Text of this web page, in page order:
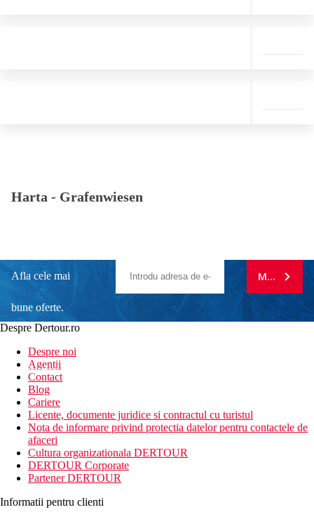
Harta - Grafenwiesen
Afla cele mai
bune oferte.
newsletter!
MA
Despre Dertour.ro
Despre noi
Agentii
Contact
Blog
Cariere
Licente, documente juridice si contractul cu turistul
Nota de informare privind protectia datelor pentru contactele de
afaceri
Cultura organizationala DERTOUR
DERTOUR Corporate
Partener DERTOUR
Informatii pentru clienti